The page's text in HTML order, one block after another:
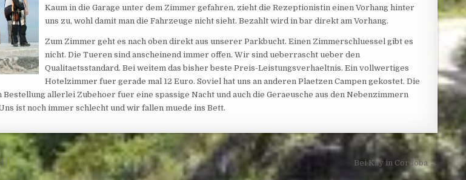
Kaum in die Garage unter dem Zimmer gefahren, zieht die Rezeptionistin einen Vorhang hinter
uns zu, wohl damit man die Fahrzeuge nicht sieht. Bezahlt wird in bar direkt am Vorhang.
Zum Zimmer geht es nach oben direkt aus unserer Parkbucht. Einen Zimmerschluessel gibt es
nicht. Die Tueren sind anscheinend immer offen. Wir sind ueberrascht ueber den
Qualitaetsstandard. Bei weitem das bisher beste Preis-Leistungsverhaeltnis. Ein vollwertiges
Hotelzimmer fuer gerade mal 12 Euro. Soviel hat uns an anderen Plaetzen Campen gekostet. Die
allerlei Zubehoer fuer eine spassige Nacht und auch die Geraeusche aus den Nebenzimmern
ist noch immer schlecht und wir fallen muede ins Bett.
Bei Kay in Cordoba →